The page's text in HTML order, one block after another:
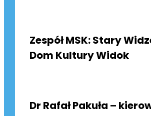
Zespół MSK: Stary
Dom Kultury Widok
Dr Rafał Pakuła –